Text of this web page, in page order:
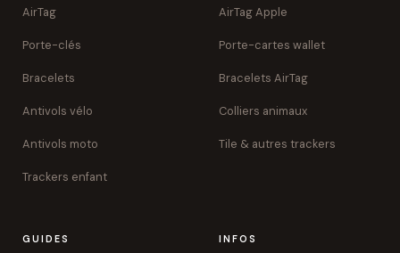
AirTag
Porte-clés
Bracelets
Antivols vélo
Antivols moto
Trackers enfant
AirTag Apple
Porte-cartes wallet
Bracelets AirTag
Colliers animaux
Tile & autres trackers
GUIDES INFOS